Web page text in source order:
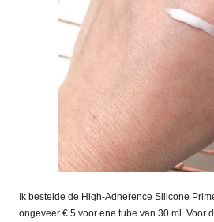
Ik bestelde de High-Adherence Silicone
ongeveer € 5 voor ene tube van 30 ml. Voor